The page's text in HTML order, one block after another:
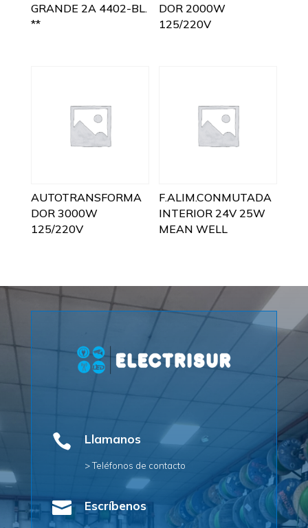
GRANDE 2A 4402-BL.
**
DOR 2000W
125/220V
AUTOTRANSFORMA
DOR 3000W
125/220V
F.ALIM.CONMUTADA
INTERIOR 24V 25W
MEAN WELL
 Llamanos
> Teléfonos de contacto
 Escríbenos